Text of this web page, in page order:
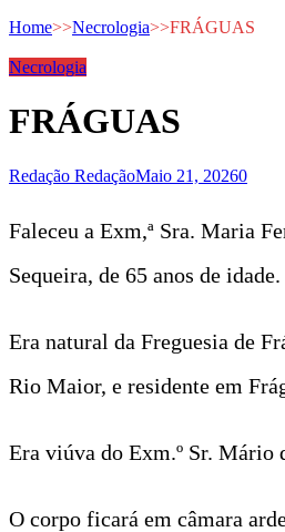
Home>>Necrologia>>FRÁGUAS
Necrologia
FRÁGUAS
Redação RedaçãoMaio 21, 20260
Faleceu a Exm,ª Sra. Maria
Sequeira, de 65 anos de idade.
Era natural da Freguesia de
Rio Maior, e residente em
Era viúva do Exm.º Sr. Mário
O corpo ficará em câmara